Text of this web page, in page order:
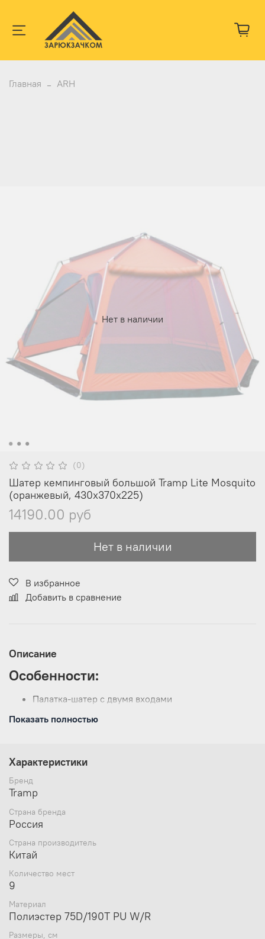
Главная ARH
Нет в наличии
(0)
Шатер кемпинговый большой Tramp Lite Mosquito
(оранжевый, 430х370х225)
14190.00 руб
Нет в наличии
В избранное
Добавить в сравнение
Описание
Особенности:
Палатка-шатер с двумя входами
Удобные большие размеры
Идеальна для отдыха на открытом воздухе в
летнее время, спасает от легкой непогоды, солнца
и насекомых
Показать полностью
Характеристики
Бренд
Tramp
Страна бренда
Россия
Страна производитель
Китай
Количество мест
9
Материал
Полиэстер 75D/190T PU W/R
Размеры, см